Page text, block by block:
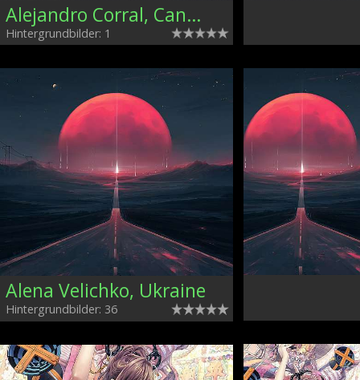
Alejandro Corral, Canada
Hintergrundbilder: 1
Alena Velichko, Ukraine
Hintergrundbilder: 36